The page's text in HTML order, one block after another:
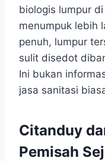
biologis lumpur
menumpuk lebih
penuh, lumpur
sulit disedot
Ini bukan
jasa sanitasi
Citanduy
Pemisah